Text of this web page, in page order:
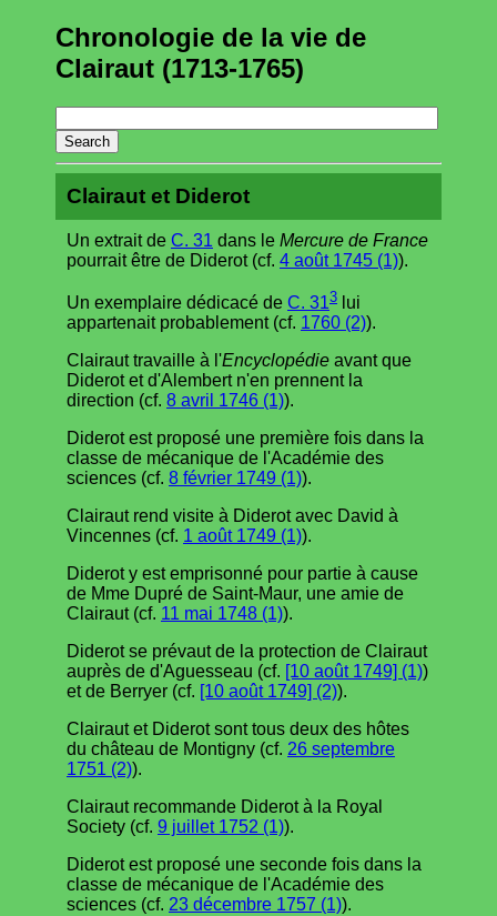
Chronologie de la vie de
Clairaut (1713-1765)
Clairaut et Diderot
Un extrait de C. 31 dans le Mercure de France
pourrait être de Diderot (cf. 4 août 1745 (1)).
Un exemplaire dédicacé de C. 313 lui
appartenait probablement (cf. 1760 (2)).
Clairaut travaille à l'Encyclopédie avant que
Diderot et d'Alembert n'en prennent la
direction (cf. 8 avril 1746 (1)).
Diderot est proposé une première fois dans la
classe de mécanique de l'Académie des
sciences (cf. 8 février 1749 (1)).
Clairaut rend visite à Diderot avec David à
Vincennes (cf. 1 août 1749 (1)).
Diderot y est emprisonné pour partie à cause
de Mme Dupré de Saint-Maur, une amie de
Clairaut (cf. 11 mai 1748 (1)).
Diderot se prévaut de la protection de Clairaut
auprès de d'Aguesseau (cf. [10 août 1749] (1))
et de Berryer (cf. [10 août 1749] (2)).
Clairaut et Diderot sont tous deux des hôtes
du château de Montigny (cf. 26 septembre
1751 (2)).
Clairaut recommande Diderot à la Royal
Society (cf. 9 juillet 1752 (1)).
Diderot est proposé une seconde fois dans la
classe de mécanique de l'Académie des
sciences (cf. 23 décembre 1757 (1)).